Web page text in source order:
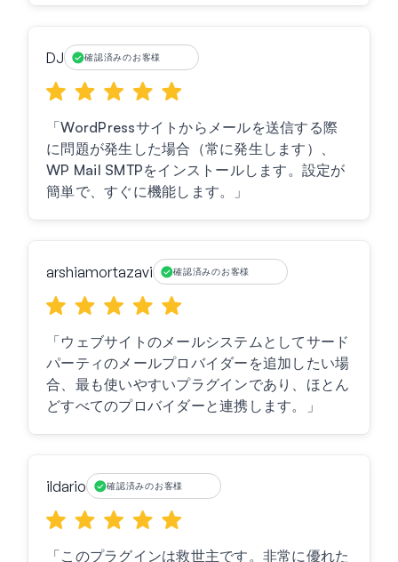
DJ 確認済みのお客様
「WordPressサイトからメールを送信する際
に問題が発生した場合（常に発生します）、
WP Mail SMTPをインストールします。設定が
簡単で、すぐに機能します。」
arshiamortazavi 確認済みのお客様
「ウェブサイトのメールシステムとしてサード
パーティのメールプロバイダーを追加したい場
合、最も使いやすいプラグインであり、ほとん
どすべてのプロバイダーと連携します。」
ildario 確認済みのお客様
「このプラグインは救世主です。非常に優れた